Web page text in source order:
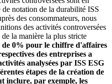
notation de la durabilité ISS
des consommateurs, nous
des activités controversées
la manière la plus stricte
de 0% pour le chiffre d'affaires
des entreprises a
analysées par ISS ESG
étapes de la création de
inclure, par exemple, les